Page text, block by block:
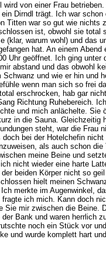
von einer Frau
Dirndl trägt. Ich war
Titten war so gut wie nichts
ist, obwohl sie
warum wohl) und das
hat. An einem
Uhr geöffnet. Ich ging
abstand und das obwohl
und wie er hin und
wenn man sich so frei
erschrocken, hab gar
Richtung Ruhebereich.
und mich anlächelte. Sie
in die Sauna. Gleichzeitig
steht, war die Frau
bei der Hotelchefin nicht
als auch schon
meine Beine und
nicht wieder eine harte
beiden Körper nicht so
hielt meinen
merkte im Augenwinkel,
ich mich. Kann doch
mir zwischen die
Bank und waren herrlich
noch ein Stück vor
und wurde komplett hart